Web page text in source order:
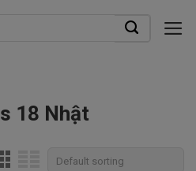
18 Nhật